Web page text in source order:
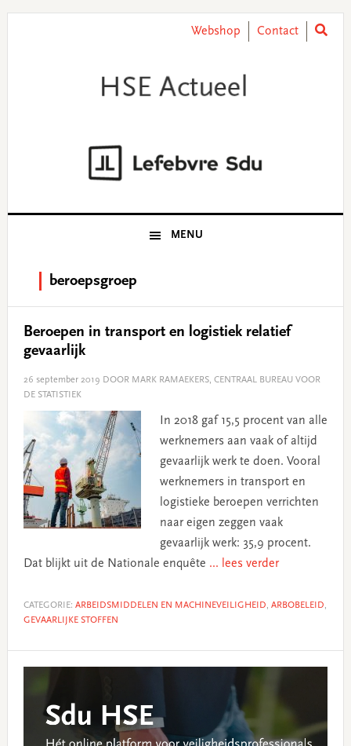
Webshop Contact
MENU
beroepsgroep
Beroepen in transport en logistiek relatief
gevaarlijk
26 september 2019 DOOR MARK RAMAEKERS, CENTRAAL BUREAU VOOR
DE STATISTIEK
In 2018 gaf 15,5 procent van alle
werknemers aan vaak of altijd
gevaarlijk werk te doen. Vooral
werknemers in transport en
logistieke beroepen verrichten
naar eigen zeggen vaak
gevaarlijk werk: 35,9 procent.
Dat blijkt uit de Nationale enquête ... lees verder
CATEGORIE: ARBEIDSMIDDELEN EN MACHINEVEILIGHEID, ARBOBELEID,
GEVAARLIJKE STOFFEN
Primary
Sidebar